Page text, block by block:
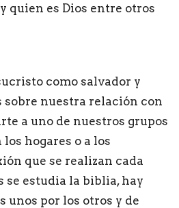
quien es Dios entre otros
como salvador y
sobre nuestra relación con
a uno de nuestros grupos
hogares o a los
que se realizan cada
se estudia la biblia, hay
unos por los otros y de